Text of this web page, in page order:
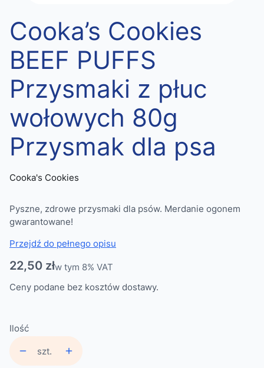
Cooka’s Cookies
BEEF PUFFS
Przysmaki z płuc
wołowych 80g
Przysmak dla psa
Cooka's Cookies
Pyszne, zdrowe przysmaki dla psów. Merdanie ogonem
gwarantowane!
Przejdź do pełnego opisu
Cena
22,50 złw tym 8% VAT
w tym 8% VAT
Ceny podane bez kosztów dostawy.
Ilość
szt.